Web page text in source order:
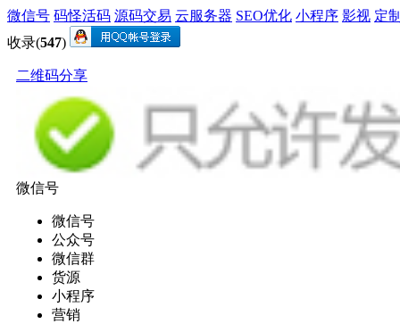
微信号 码怪活码 源码交易 云服务器 SEO优化 小程序 影视 定
收录(547)
二维码分享
微信号
微信号
公众号
微信群
货源
小程序
营销